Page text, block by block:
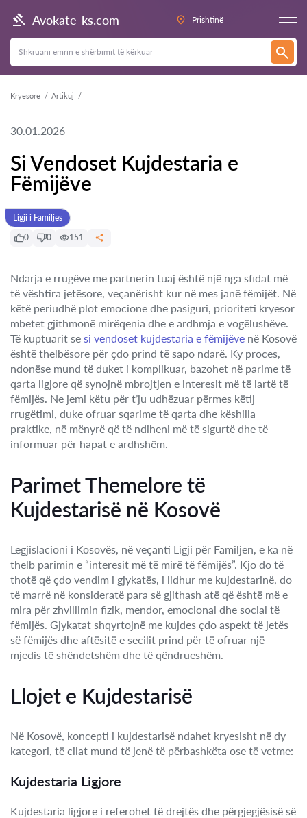
Avokate-ks.com Prishtinë
Kryesore Artikuj
30.01.2026
Si Vendoset Kujdestaria e
Fëmijëve
Ligji i Familjes
0
0 151
Ndarja e rrugëve me partnerin tuaj është një nga sfidat më
të vështira jetësore, veçanërisht kur në mes janë fëmijët. Në
këtë periudhë plot emocione dhe pasiguri, prioriteti kryesor
mbetet gjithmonë mirëqenia dhe e ardhmja e vogëlushëve.
Të kuptuarit se si vendoset kujdestaria e fëmijëve në Kosovë
është thelbësore për çdo prind të sapo ndarë. Ky proces,
ndonëse mund të duket i komplikuar, bazohet në parime të
qarta ligjore që synojnë mbrojtjen e interesit më të lartë të
fëmijës. Ne jemi këtu për t’ju udhëzuar përmes këtij
rrugëtimi, duke ofruar sqarime të qarta dhe këshilla
praktike, në mënyrë që të ndiheni më të sigurtë dhe të
informuar për hapat e ardhshëm.
Parimet Themelore të
Kujdestarisë në Kosovë
Legjislacioni i Kosovës, në veçanti Ligji për Familjen, e ka në
thelb parimin e “interesit më të mirë të fëmijës”. Kjo do të
thotë që çdo vendim i gjykatës, i lidhur me kujdestarinë, do
të marrë në konsideratë para së gjithash atë që është më e
mira për zhvillimin fizik, mendor, emocional dhe social të
fëmijës. Gjykatat shqyrtojnë me kujdes çdo aspekt të jetës
së fëmijës dhe aftësitë e secilit prind për të ofruar një
mjedis të shëndetshëm dhe të qëndrueshëm.
Llojet e Kujdestarisë
Në Kosovë, koncepti i kujdestarisë ndahet kryesisht në dy
kategori, të cilat mund të jenë të përbashkëta ose të vetme:
Kujdestaria Ligjore
Kujdestaria ligjore i referohet të drejtës dhe përgjegjësisë së